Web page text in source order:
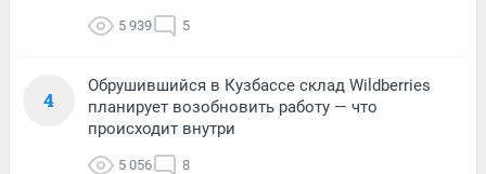
5 939 5
4
Обрушившийся в Кузбассе склад Wildberries
планирует возобновить работу — что
происходит внутри
5 056 8